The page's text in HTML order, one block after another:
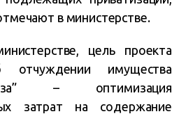
в министерстве.
цель проекта
отчуждении имущества
– оптимизация
затрат на содержание